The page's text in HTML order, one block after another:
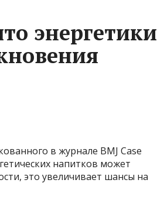
энергетики
в журнале BMJ Case
напитков может
это увеличивает шансы на